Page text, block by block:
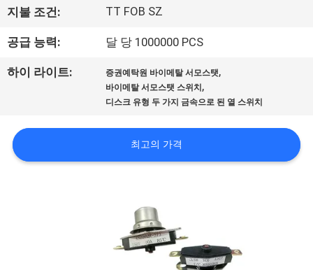
소
개
공
투
어
지불 조건: TT FOB SZ
공급 능력: 달 당 1000000 PCS
하이 라이트: 증권예탁원 바이메탈 서모스탯,
바이메탈 서모스탯 스위치 ,
디스크 유형 두 가지 금속으로 된 열 스위치
최고의 가격